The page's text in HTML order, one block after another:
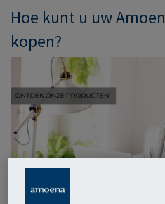
Hoe kunt u uw
kopen?